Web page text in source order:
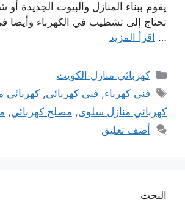
يقوم ببناء المنازل والبيوت الجديدة
تحتاج إلى تشطيب في الكهرباء وأيضا
… اقرأ المزيد
التصنيفات
كهربائي منازل الكويت
الوسوم
فني كهرباء, فني كهربائي,كهربائي
كهربائي منازل سلوى, مصلح كهربائي,
أضف تعليق
البحث